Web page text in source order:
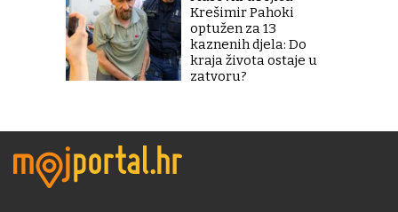
Krešimir Pahoki
optužen za 13
kaznenih djela: Do
kraja života ostaje u
zatvoru?